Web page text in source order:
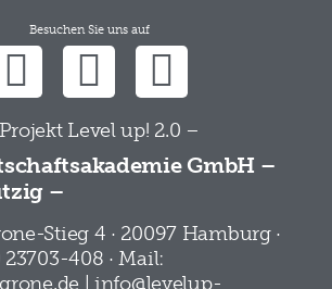
Besuchen Sie uns auf
Level up! 2.0 –
GmbH –
–
Stieg 4 · 20097 Hamburg ·
408 · Mail:
| info@levelup-